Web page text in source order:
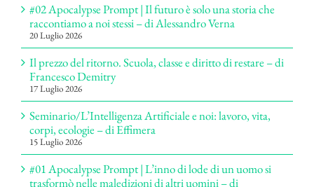
#02 Apocalypse Prompt | Il futuro è solo una storia che
raccontiamo a noi stessi – di Alessandro Verna
20 Luglio 2026
Il prezzo del ritorno. Scuola, classe e diritto di restare – di
Francesco Demitry
17 Luglio 2026
Seminario/L’Intelligenza Artificiale e noi: lavoro, vita,
corpi, ecologie – di Effimera
15 Luglio 2026
#01 Apocalypse Prompt | L’inno di lode di un uomo si
trasformò nelle maledizioni di altri uomini – di